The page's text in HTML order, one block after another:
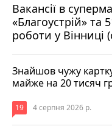
Вакансії в
«Благоустрій» та
роботи у Вінниці
4 серпня 2026 р.
Знайшов чужу картку
майже на 20 тисяч
19 4 серпня 2026 р.